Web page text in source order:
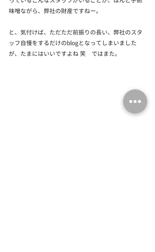
味噌ながら、弊社の財産ですねー。
と、気付けば、ただただ前振りの長い、弊社のスタ
ッフ自慢をするだけのblogとなってしまいました
が、たまにはいいですよね 笑　ではまた。